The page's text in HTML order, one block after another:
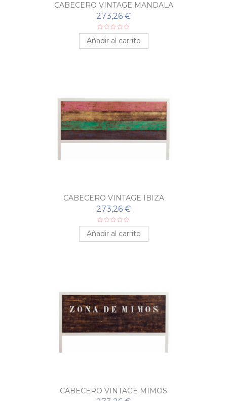
CABECERO VINTAGE MANDALA
273,26 €
Añadir al carrito
CABECERO VINTAGE IBIZA
273,26 €
Añadir al carrito
CABECERO VINTAGE MIMOS